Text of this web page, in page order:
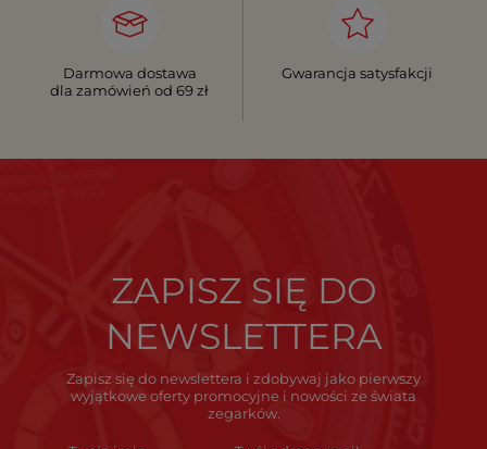
Darmowa dostawa
dla zamówień od 69 zł
Gwarancja satysfakcji
ZAPISZ SIĘ DO
NEWSLETTERA
Zapisz się do newslettera i zdobywaj jako pierwszy
wyjątkowe oferty promocyjne i nowości ze świata
zegarków.